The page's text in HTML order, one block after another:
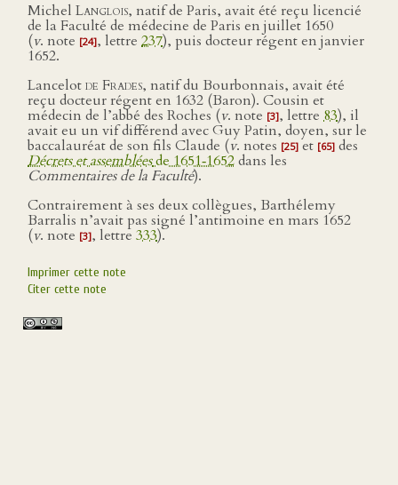
Michel Langlois, natif de Paris, avait été reçu licencié
de la Faculté de médecine de Paris en juillet 1650
(v. note [24], lettre 237), puis docteur régent en janvier
1652.
Lancelotde Frades, natif du Bourbonnais, avait été
reçu docteur régent en 1632 (Baron). Cousin et
médecin de l’abbé des Roches (v. note [3], lettre 83), il
avait eu un vif différend avec Guy Patin, doyen, sur le
baccalauréat de son fils Claude (v. notes [25] et [65] des
Décrets et assembléesde 1651‑1652dans les
Commentaires de la Faculté).
Contrairement à ses deux collègues, Barthélemy
Barralis n’avait pas signé l’antimoine en mars 1652
(v. note [3], lettre 333).
Imprimer cette note
Citer cette note